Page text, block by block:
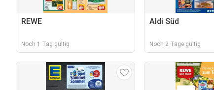
REWE
Noch 1 Tag gültig
Aldi Süd
Noch 2 Tage gültig